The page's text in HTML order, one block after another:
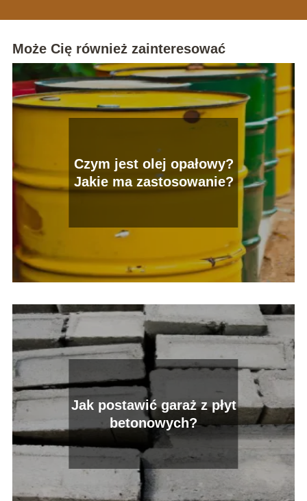
Może Cię również zainteresować
Czym jest olej opałowy?
Jakie ma zastosowanie?
Jak postawić garaż z płyt
betonowych?